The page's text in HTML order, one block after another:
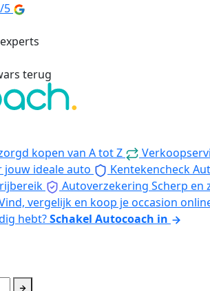
/5
terug
kopen van A tot Z
jouw ideale auto Kentekencheck
Autoverzekering Scherp en
vergelijk en koop je occasion
hebt?Schakel Autocoach in